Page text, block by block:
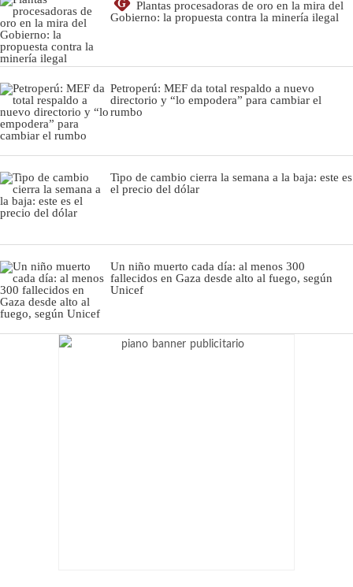
G
Plantas procesadoras de oro en la mira del
Gobierno: la propuesta contra la minería ilegal
Petroperú: MEF da total respaldo a nuevo
directorio y “lo empodera” para cambiar el
rumbo
Tipo de cambio cierra la semana a la baja: este es
el precio del dólar
Un niño muerto cada día: al menos 300
fallecidos en Gaza desde alto al fuego, según
Unicef